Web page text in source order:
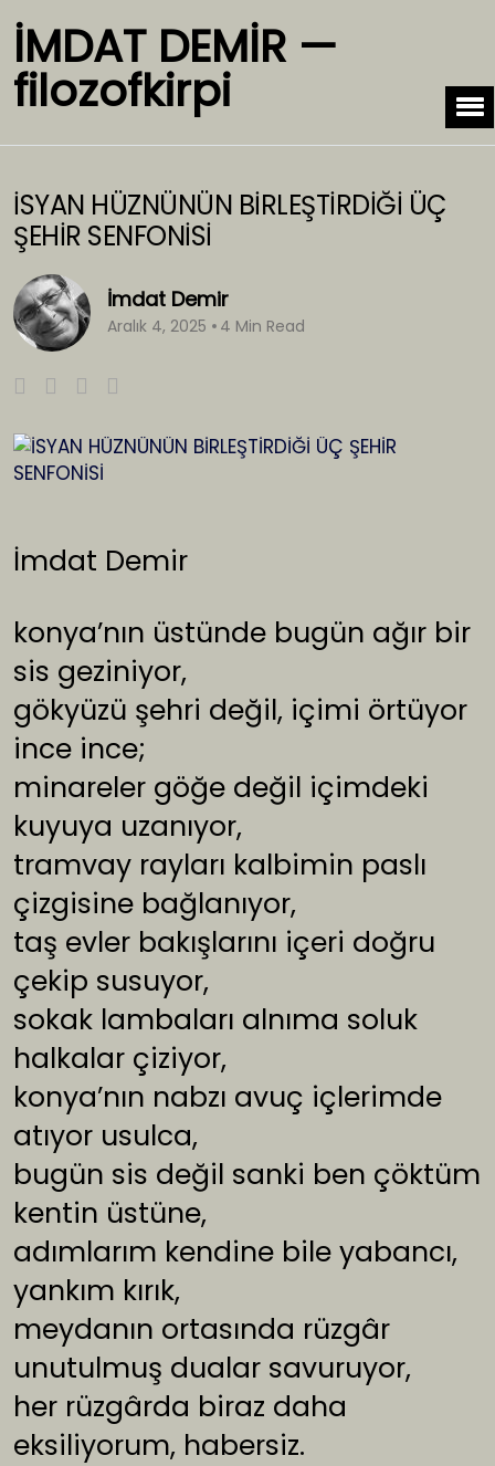
İMDAT DEMİR —
filozofkirpi
İSYAN HÜZNÜNÜN BİRLEŞTİRDİĞİ ÜÇ
ŞEHİR SENFONİSİ
İmdat Demir
Aralık 4, 2025 4 Min Read
İmdat Demir
konya’nın üstünde bugün ağır bir
sis geziniyor,
gökyüzü şehri değil, içimi örtüyor
ince ince;
minareler göğe değil içimdeki
kuyuya uzanıyor,
tramvay rayları kalbimin paslı
çizgisine bağlanıyor,
taş evler bakışlarını içeri doğru
çekip susuyor,
sokak lambaları alnıma soluk
halkalar çiziyor,
konya’nın nabzı avuç içlerimde
atıyor usulca,
bugün sis değil sanki ben çöktüm
kentin üstüne,
adımlarım kendine bile yabancı,
yankım kırık,
meydanın ortasında rüzgâr
unutulmuş dualar savuruyor,
her rüzgârda biraz daha
eksiliyorum, habersiz.